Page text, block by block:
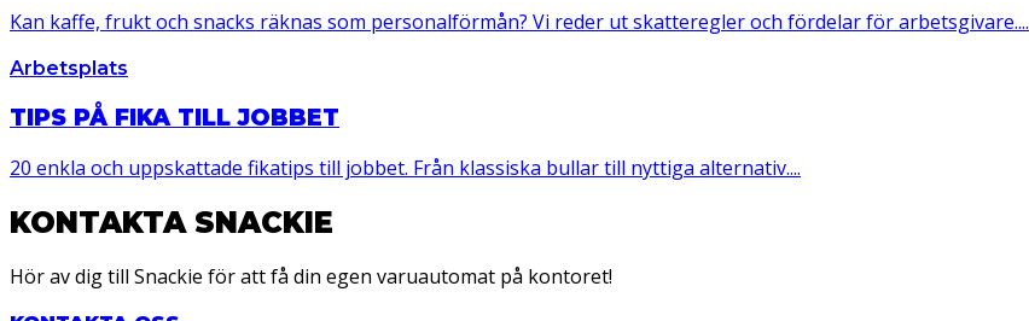
Kan kaffe, frukt och snacks räknas som personalförmån? Vi reder ut skatteregler och fördelar för arbetsgivare....
Arbetsplats
TIPS PÅ FIKA TILL JOBBET
20 enkla och uppskattade fikatips till jobbet. Från klassiska bullar till nyttiga alternativ....
KONTAKTA SNACKIE
Hör av dig till Snackie för att få din egen varuautomat på kontoret!